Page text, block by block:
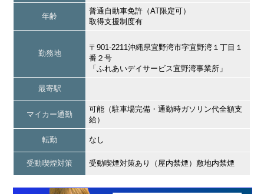
年齢
普通自動車免許（AT限定可）
取得支援制度有
勤務地
〒901-2211沖縄県宜野湾市字宜野湾１丁目１
番２号
「ふれあいデイサービス宜野湾事業所」
最寄駅
マイカー通勤
可能（駐車場完備・通勤時ガソリン代全額支
給）
転勤 なし
受動喫煙対策 受動喫煙対策あり（屋内禁煙）敷地内禁煙